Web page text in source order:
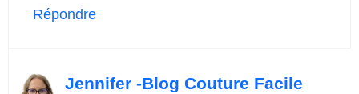
Répondre
Jennifer -Blog Couture Facile